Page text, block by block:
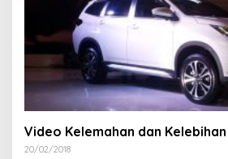
Video Kelemahan dan
20/02/2018